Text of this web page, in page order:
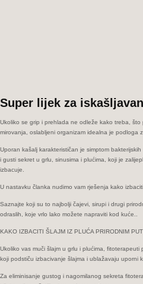
Super lijek za
Ukoliko se grip i prehlada ne odleže kako treba,
mirovanja, oslabljeni organizam idealna je podloga
Uporan kašalj karakterističan je simptom
i gusti sekret u grlu, sinusima i plućima, koji je
izbacuje.
U nastavku članka nudimo vam rješenja kako
Saznajte koji su to najbolji čajevi, sirupi i drugi
odraslih, koje vrlo lako možete napraviti kod kuće..
KAKO IZBACITI ŠLAJM IZ PLUĆA PRIRODNIM
Ukoliko vas muči šlajm u grlu i plućima,
koji podstiču izbacivanje šlajma i ublažavaju uporni
Za eliminisanje gustog i nagomilanog sekreta